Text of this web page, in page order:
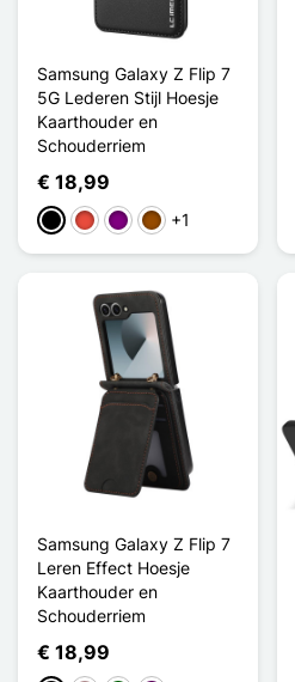
Samsung Galaxy Z Flip 7
5G Lederen Stijl Hoesje
Kaarthouder en
Schouderriem
€ 18,99
ZwartRoodPurperBruin+1
Samsung Galaxy Z Flip 7
Leren Effect Hoesje
Kaarthouder en
Schouderriem
€ 18,99